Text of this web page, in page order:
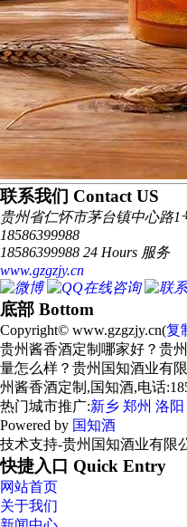
联系我们 Contact US
贵州省仁怀市茅台镇中心路1
18586399988
18586399988 24 Hours 服务
www.gzgzjy.cn
底部 Bottom
Copyright© www.gzgzjy.cn(复
贵州酱香酒定制哪家好？贵
量怎么样？贵州国知酒业有
州酱香酒定制,国知酒,电话
热门城市推广:新乡 郑州 洛阳
Powered by 国知酒
技术支持-贵州国知酒业有限
快捷入口 Quick Entry
网站首页
关于我们